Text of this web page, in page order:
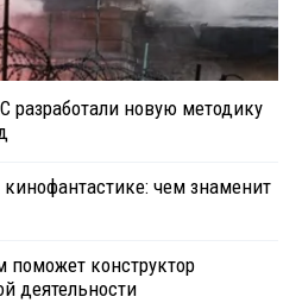
разработали новую методику
чем знаменит
конструктор
деятельности